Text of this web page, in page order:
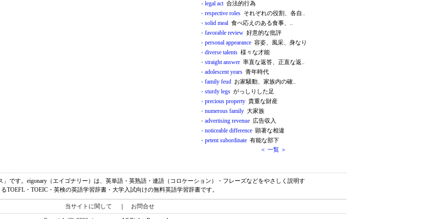
legal act合法的行為
respective roles それぞれの役割、各自..
solid meal 食べ応えのある食事、..
favorable review 好意的な批評
personal appearance 容姿、風采、身なり
diverse talents 様々な才能
straight answer 率直な返答、正直な返..
adolescent years 青年時代
family feud お家騒動、家族内の確..
sturdy legs がっしりした足
precious property 貴重な財産
numerous family 大家族
advertising revenue 広告収入
noticeable difference 顕著な相違
petent subordinate 有能な部下
＜ 一覧 ＞
」です。eigonary（エイゴナリー）は、英単語・英熟語・連語（コロケーション）・フレーズなどをやさしく説明す
るTOEFL・TOEIC・英検の英語学習辞書・大学入試向けの無料英語学習辞書です。
当サイトに関して お問合せ